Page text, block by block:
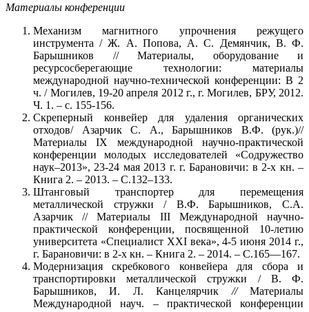
Материалы конференции
Механизм магнитного упрочнения режущего
инструмента / Ж. А. Попова, А. С. Демянчик, В. Ф.
Барышников // Материалы, оборудование и
ресурсосберегающие технологии: материалы
международной научно-технической конференции: В 2
ч. / Могилев, 19-20 апреля 2012 г., г. Могилев, БРУ, 2012.
Ч. 1. – с. 155-156.
Скреперный конвейер для удаления органических
отходов/ Азарчик С. А., Барышников В.Ф. (рук.)//
Материалы IХ международной научно-практической
конференции молодых исследователей «Содружество
наук–2013», 23-24 мая 2013 г. г. Барановичи: в 2-х кн. –
Книга 2. – 2013. – С.132–133.
Штанговый транспортер для перемещения
металлической стружки / В.Ф. Барышников, С.А.
Азарчик // Материалы III Международной научно-
практической конференции, посвященной 10-летию
университета «Специалист XXI века», 4-5 июня 2014 г.,
г. Барановичи: в 2-х кн. – Книга 2. – 2014. – С.165—167.
Модернизация скребкового конвейера для сбора и
транспортировки металлической стружки / В. Ф.
Барышников, И. Л. Канцелярчик //Материалы
Международной науч. – практической конференции